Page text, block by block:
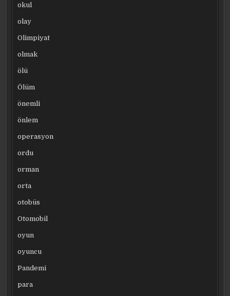
okul
olay
Olimpiyat
olmak
ölü
Ölüm
önemli
önlem
operasyon
ordu
orman
orta
otobüs
Otomobil
oyun
oyuncu
Pandemi
para